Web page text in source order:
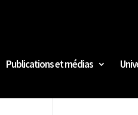
Publications et médias